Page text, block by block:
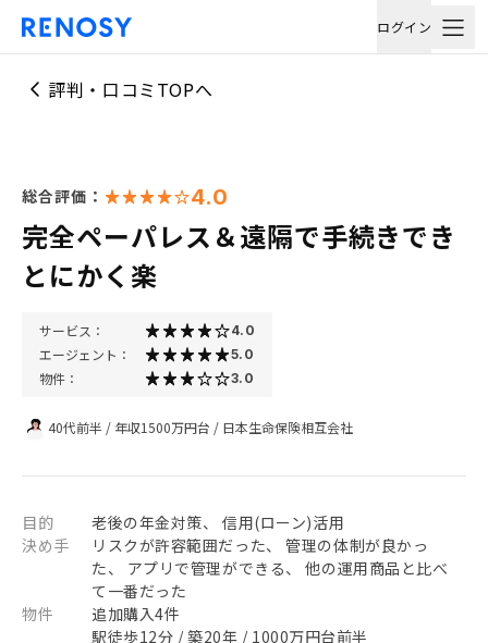
ログイン
評判・口コミTOPへ
総合評価： 4.0
完全ペーパレス＆遠隔で手続きでき
とにかく楽
サービス： 4.0
エージェント： 5.0
物件： 3.0
40代前半 / 年収1500万円台 / 日本生命保険相互会社
目的
老後の年金対策、 信用(ローン)活用
決め手
リスクが許容範囲だった、 管理の体制が良かっ
た、 アプリで管理ができる、 他の運用商品と比べ
て一番だった
物件
追加購入4件
駅徒歩12分 / 築20年 / 1000万円台前半